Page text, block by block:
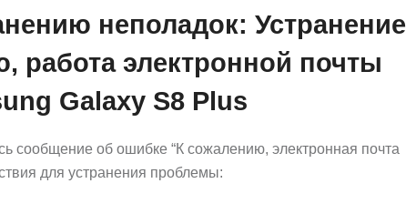
неполадок: Устранение
работа электронной почты
Galaxy S8 Plus
сообщение об ошибке “К сожалению, электронная почта
для устранения проблемы: